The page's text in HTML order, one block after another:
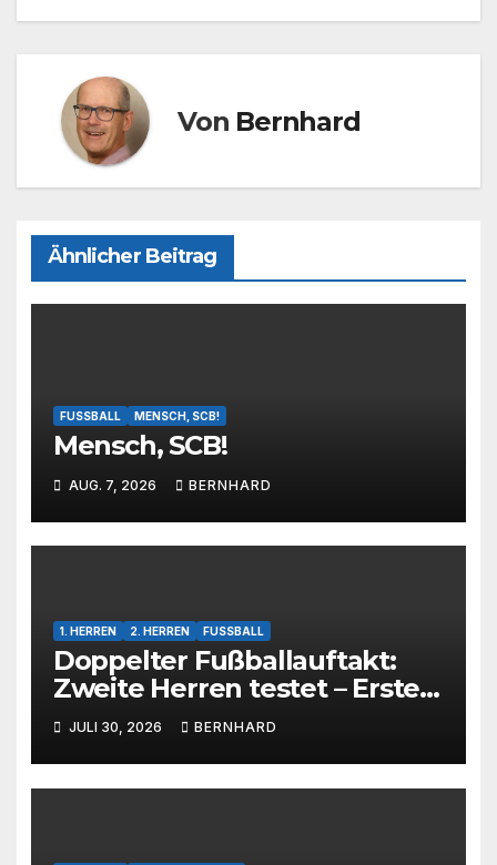
k
Von Bernhard
Ähnlicher Beitrag
FUSSBALL MENSCH, SCB!
Mensch, SCB!
AUG. 7, 2026 BERNHARD
1. HERREN 2. HERREN FUSSBALL
Doppelter Fußballauftakt:
Zweite Herren testet – Erste
Herren startet im Kreispokal
JULI 30, 2026 BERNHARD